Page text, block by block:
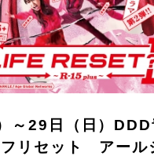
～29日（日）
リセット アール